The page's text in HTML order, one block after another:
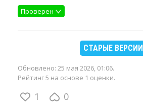
Проверен
СТАРЫЕ ВЕРСИИ
Обновлено: 25 мая 2026, 01:06.
Рейтинг 5 на основе 1 оценки.
1 0